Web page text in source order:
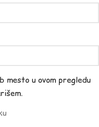
mesto u ovom pregledu